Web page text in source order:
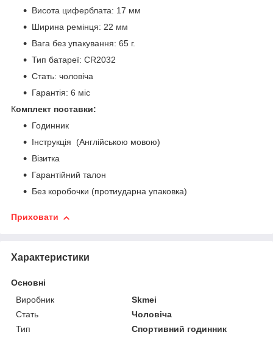
Висота циферблата: 17 мм
Ширина ремінця: 22 мм
Вага без упакування: 65 г.
Тип батареї: CR2032
Стать: чоловіча
Гарантія: 6 міс
Комплект поставки:
Годинник
Інструкція (Англійською мовою)
Візитка
Гарантійний талон
Без коробочки (протиударна упаковка)
Приховати
Характеристики
Основні
Виробник
Skmei
Стать
Чоловіча
Тип
Спортивний годинник